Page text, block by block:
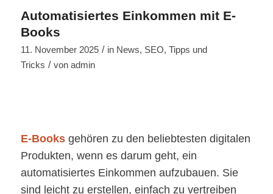
Automatisiertes Einkommen mit E-
Books
11. November 2025 / in News, SEO, Tipps und
Tricks / von admin
E-Booksgehören zu den beliebtesten digitalen
Produkten, wenn es darum geht, ein
automatisiertes Einkommen aufzubauen. Sie
sind leicht zu erstellen, einfach zu vertreiben